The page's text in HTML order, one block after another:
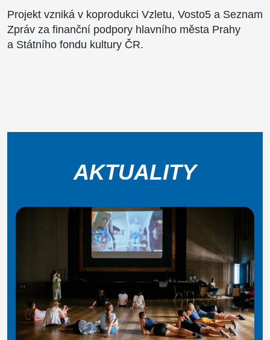
Projekt vzniká v koprodukci Vzletu, Vosto5 a Seznam
Zpráv za finanční podpory hlavního města Prahy
a Státního fondu kultury ČR.
AKTUALITY